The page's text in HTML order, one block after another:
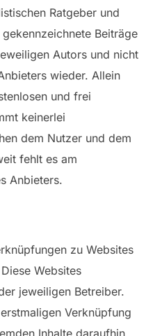
Ratgeber und
Beiträge
Autors und nicht
wieder. Allein
und frei
keinerlei
dem Nutzer und dem
fehlt es am
Anbieters.
zu Websites
Websites
jeweiligen Betreiber.
Verknüpfung